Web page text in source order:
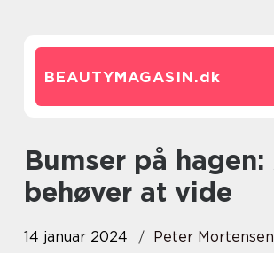
BEAUTYMAGASIN.dk
Bumser på hagen: Alt du
behøver at vide
14 januar 2024
Peter Mortensen